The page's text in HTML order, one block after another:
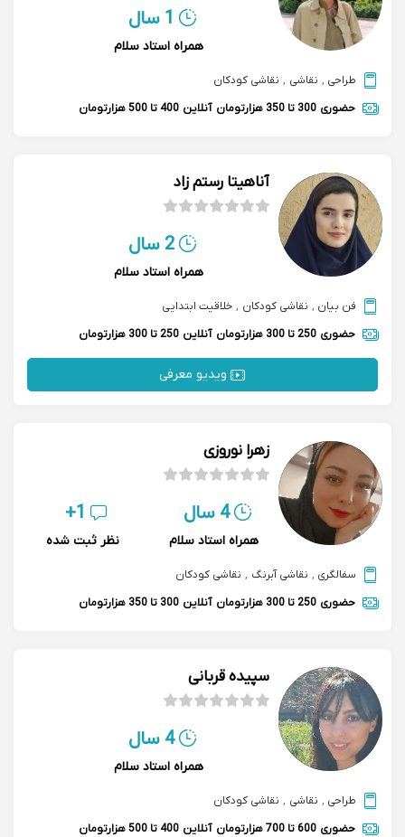
1 سال
همراه استاد سلام
طراحی , نقاشی , نقاشی کودکان
حضوری 300 تا 350 هزارتومان آنلاین 400 تا 500 هزارتومان
آناهیتا رستم زاد
2 سال
همراه استاد سلام
فن بیان , نقاشی کودکان , خلاقیت ابتدایی
حضوری 250 تا 300 هزارتومان آنلاین 250 تا 300 هزارتومان
ویدیو معرفی
زهرا نوروزی
4 سال
همراه استاد سلام
1+
نظر ثبت شده
سفالگری , نقاشی آبرنگ , نقاشی کودکان
حضوری 250 تا 300 هزارتومان آنلاین 300 تا 350 هزارتومان
سپیده قربانی
4 سال
همراه استاد سلام
طراحی , نقاشی , نقاشی کودکان
حضوری 600 تا 700 هزارتومان آنلاین 400 تا 500 هزارتومان